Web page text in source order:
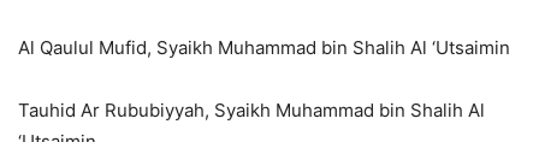
Al Qaulul Mufid, Syaikh Muhammad bin Shalih Al ‘Utsaimin
Tauhid Ar Rububiyyah, Syaikh Muhammad bin Shalih Al